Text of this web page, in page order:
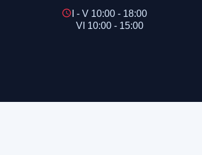
schedule I - V 10:00 - 18:00
VI 10:00 - 15:00